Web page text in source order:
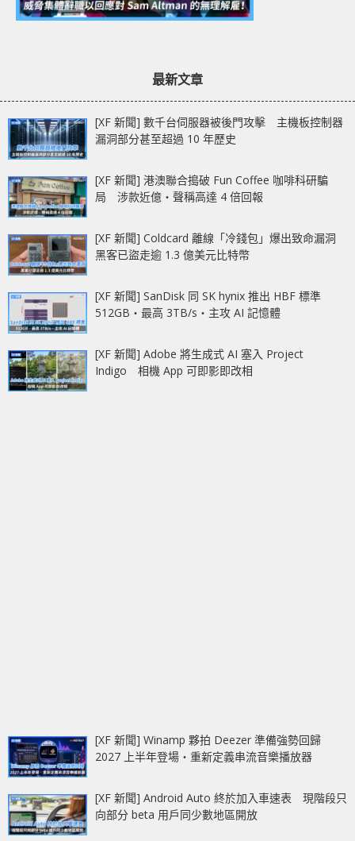
最新文章
[XF 新聞] 數千台伺服器被後門攻擊 主機板控制器
漏洞部分甚至超過 10 年歷史
[XF 新聞] 港澳聯合搗破 Fun Coffee 咖啡科研騙
局 涉款近億‧聲稱高達 4 倍回報
[XF 新聞] Coldcard 離線「冷錢包」爆出致命漏洞
黑客已盜走逾 1.3 億美元比特幣
[XF 新聞] SanDisk 同 SK hynix 推出 HBF 標準
512GB‧最高 3TB/s‧主攻 AI 記憶體
[XF 新聞] Adobe 將生成式 AI 塞入 Project
Indigo 相機 App 可即影即改相
[XF 新聞] Winamp 夥拍 Deezer 準備強勢回歸
2027 上半年登場‧重新定義串流音樂播放器
[XF 新聞] Android Auto 終於加入車速表 現階段只
向部分 beta 用戶同少數地區開放